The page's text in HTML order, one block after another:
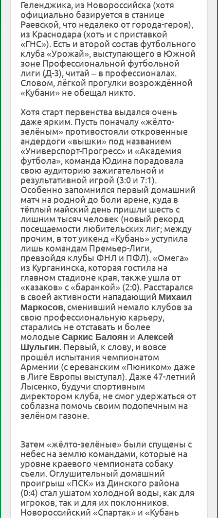
Геленджика, из Новороссийска (хотя
официально базируется в станице
Раевской, что недалеко от города-героя),
из Краснодара (хоть и с приставкой
«ГНС»). Есть и второй состав футбольного
клуба «Урожай», выступающего в Южной
зоне Профессиональной футбольной
лиги (Д-3), читай – в профессионалах.
Словом, лёгкой прогулки возрождённой
«Кубани» не обещал никто.
Хотя старт первенства выдался очень
даже ярким. Пусть поначалу «жёлто-
зелёным» противостояли откровенные
андердоги «вышки» под названием
«Универспорт-Прогресс» и «Академия
футбола», команда Юдина порадовала
свою аудиторию зажигательной и
результативной игрой (3:0 и 7:1).
Особенно запомнился первый домашний
матч на родной до боли арене, куда в
тёплый майский день пришли шесть с
лишним тысяч человек (новый рекорд
посещаемости любительских лиг; между
прочим, в тот уикенд «Кубань» уступила
лишь командам Премьер-Лиги,
превзойдя клубы ФНЛ и ПФЛ). «Омега»
из Курганинска, которая гостила на
главном стадионе края, также ушла от
«казаков» с «баранкой» (2:0). Расстарался
в своей активности нападающий Михаил
Маркосов, сменивший немало клубов за
свою профессиональную карьеру,
старались не отставать и более
молодыеСаркис Балоян и Алексей
Шульгин. Первый, к слову, и вовсе
прошёл испытания чемпионатом
Армении (с ереванским «Пюником» даже
в Лиге Европы выступал). Даже 47-летний
Лысенко, будучи спортивным
директором клуба, не смог удержаться от
соблазна помочь своим подопечным на
зелёном газоне.
Затем «жёлто-зелёные» были спущены с
небес на землю командами, которые на
уровне краевого чемпионата собаку
съели. Оглушительный домашний
проигрыш «ПСК» из Динского района
(0:4) стал ушатом холодной воды, как для
игроков, так и для их поклонников.
Новороссийский «Спартак» и «Кубань